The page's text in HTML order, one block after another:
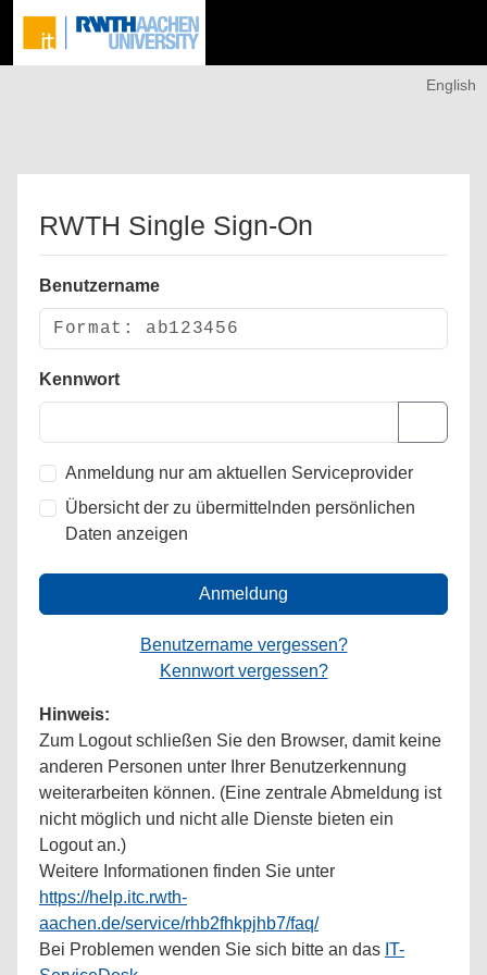
English
RWTH Single Sign-On
Benutzername
Kennwort
Anmeldung nur am aktuellen Serviceprovider
Übersicht der zu übermittelnden persönlichen
Daten anzeigen
Anmeldung
Benutzername vergessen?
Kennwort vergessen?
Hinweis:
Zum Logout schließen Sie den Browser, damit keine
anderen Personen unter Ihrer Benutzerkennung
weiterarbeiten können. (Eine zentrale Abmeldung ist
nicht möglich und nicht alle Dienste bieten ein
Logout an.)
Weitere Informationen finden Sie unter
https://help.itc.rwth-
aachen.de/service/rhb2fhkpjhb7/faq/
Bei Problemen wenden Sie sich bitte an das IT-